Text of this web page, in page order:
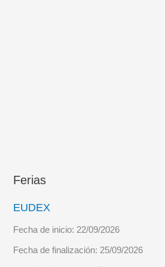
Ferias
EUDEX
Fecha de inicio:22/09/2026
Fecha de finalización:25/09/2026